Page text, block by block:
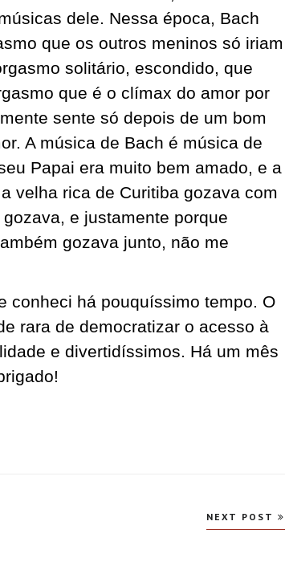
dele. Nessa época, Bach
que os outros meninos só iriam
solitário, escondido, que
que é o clímax do amor por
sente só depois de um bom
A música de Bach é música de
Papai era muito bem amado, e a
velha rica de Curitiba gozava com
e justamente porque
gozava junto, não me
conheci há pouquíssimo tempo. O
rara de democratizar o acesso à
e divertidíssimos. Há um mês
NEXT POST